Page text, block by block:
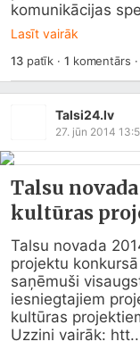
komunikācijas
Lasīt vairāk
13patīk · 1 komentārs ·
Talsi24.lv
27. jūn 2014
Talsu
kultūras
Talsu novada
projektu
saņēmuši
iesniegtajiem
kultūras
Uzzini vairāk: